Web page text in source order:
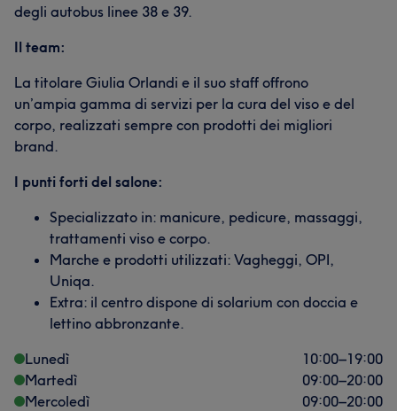
degli autobus linee 38 e 39.
Il team:
La titolare Giulia Orlandi e il suo staff offrono
un’ampia gamma di servizi per la cura del viso e del
corpo, realizzati sempre con prodotti dei migliori
brand.
I punti forti del salone:
Specializzato in: manicure, pedicure, massaggi,
trattamenti viso e corpo.
Marche e prodotti utilizzati: Vagheggi, OPI,
Uniqa.
Extra: il centro dispone di solarium con doccia e
lettino abbronzante.
Lunedì
10:00–19:00
Martedì
09:00–20:00
Mercoledì
09:00–20:00